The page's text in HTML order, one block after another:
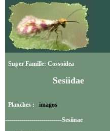
Super Famille: Cossoidea
Sesiidae
Planches : imagos
----------------------------Sesiinae